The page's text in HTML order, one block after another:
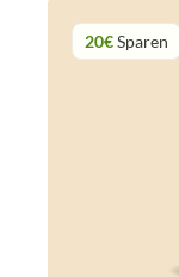
20€Sparen